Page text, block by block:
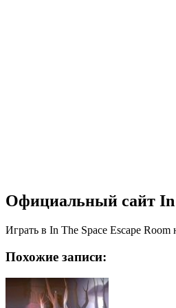
Официальный сайт In
Играть в In The Space Escape
Похожие записи: